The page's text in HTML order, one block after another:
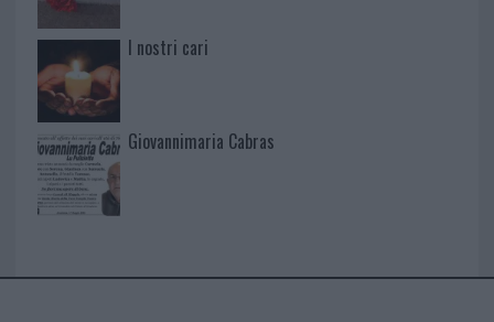
I nostri cari
Giovannimaria Cabras